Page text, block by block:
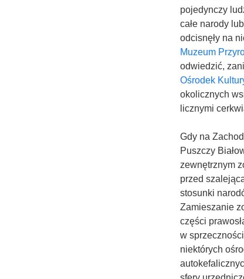
pojedynczy
całe narody
odcisnęły na
Muzeum
odwiedzić,
Ośrodek
okolicznych
licznymi
Gdy na
Puszczy
zewnętrznym
przed
stosunki
Zamieszanie
części
w
niektórych